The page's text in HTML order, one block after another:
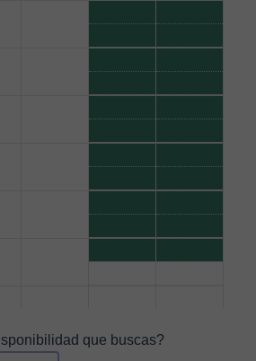
que buscas?